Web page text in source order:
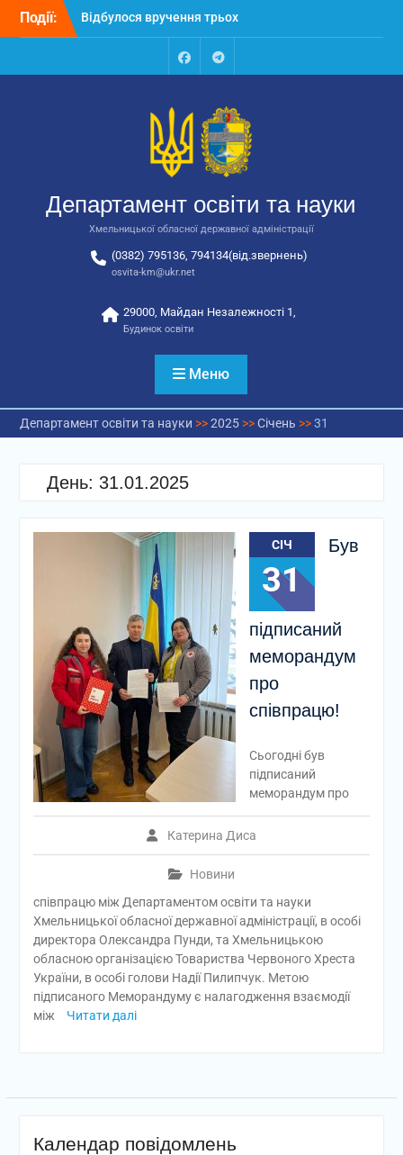
Перейти
Події:
Відбулося вручення трьох
автобусів для потреб
Відбулося засідання
освіти та науки обласної
державної адміністрації
Відбулась обласна
національно-патріотичне
виховання
FacebookTalegram
Департамент освіти та науки
Хмельницької обласної державної адміністрації
(0382) 795136, 794134(від.звернень)
osvita-km@ukr.net
29000, Майдан Незалежності 1,
Будинок освіти
Меню
Департамент освіти та науки >>2025>>Січень >>31
День: 31.01.2025
СІЧ
31
Був
підписаний
меморандум
про
співпрацю!
Катерина Диса
Новини
Сьогодні був
підписаний
меморандум про
співпрацю між Департаментом освіти та науки
Хмельницької обласної державної адміністрації, в особі
директора Олександра Пунди, та Хмельницькою
обласною організацією Товариства Червоного Хреста
України, в особі голови Надії Пилипчук. Метою
підписаного Меморандуму є налагодження взаємодії
між
Читати далі
Календар повідомлень